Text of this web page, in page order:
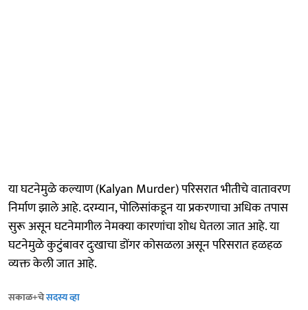
या घटनेमुळे कल्याण (Kalyan Murder) परिसरात भीतीचे वातावरण
निर्माण झाले आहे. दरम्यान, पोलिसांकडून या प्रकरणाचा अधिक तपास
सुरू असून घटनेमागील नेमक्या कारणांचा शोध घेतला जात आहे. या
घटनेमुळे कुटुंबावर दुःखाचा डोंगर कोसळला असून परिसरात हळहळ
व्यक्त केली जात आहे.
सकाळ+चेसदस्य व्हा